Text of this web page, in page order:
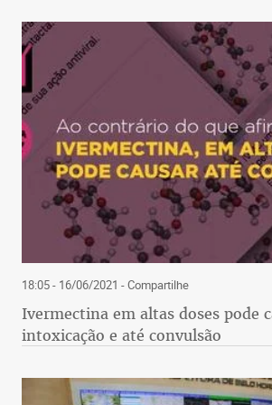
18:05 - 16/06/2021 - Compartilhe
Ivermectina em altas doses pode
intoxicação e até convulsão